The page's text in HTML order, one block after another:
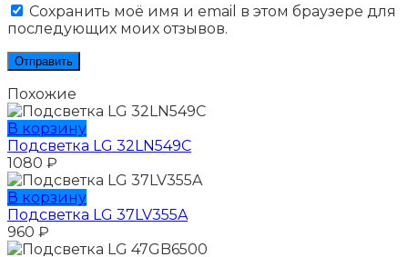
Сохранить моё имя и email в этом браузере для
последующих моих отзывов.
Похожие
В корзину
Подсветка LG 32LN549C
1080 ₽
В корзину
Подсветка LG 37LV355A
960 ₽